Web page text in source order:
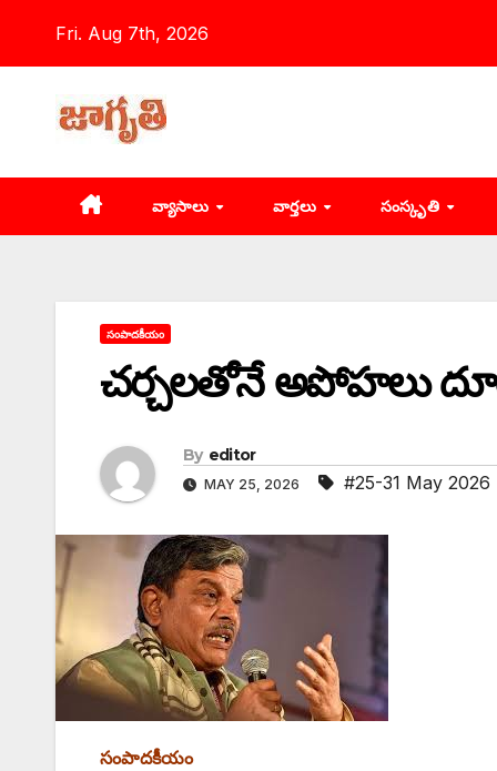
Fri. Aug 7th, 2026
వ్యాసాలు వార్తలు సంస్కృతి
సంపాదకీయం
చర్చలతోనే అపోహలు
By editor
MAY 25, 2026 #25-31 May 2026
సంపాదకీయం